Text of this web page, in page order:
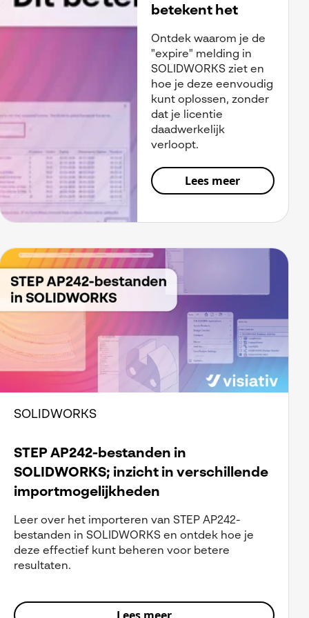
betekent het
Ontdek waarom je de
"expire" melding in
SOLIDWORKS ziet en
hoe je deze eenvoudig
kunt oplossen, zonder
dat je licentie
daadwerkelijk
verloopt.
Lees meer
SOLIDWORKS
STEP AP242-bestanden in
SOLIDWORKS; inzicht in verschillende
importmogelijkheden
Leer over het importeren van STEP AP242-
bestanden in SOLIDWORKS en ontdek hoe je
deze effectief kunt beheren voor betere
resultaten.